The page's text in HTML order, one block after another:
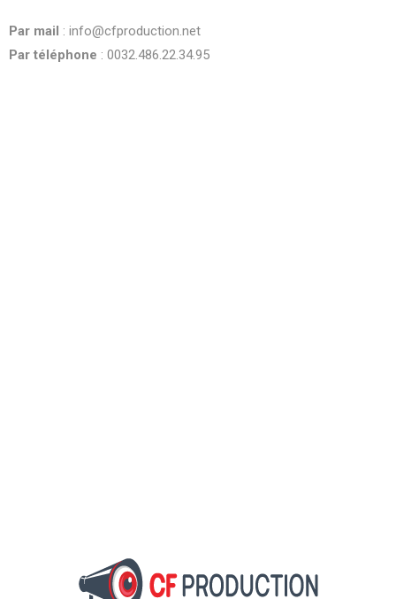
left
blank
Par mail : info@cfproduction.net
Par téléphone : 0032.486.22.34.95